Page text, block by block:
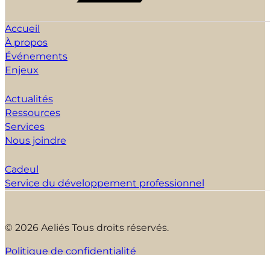
Accueil
À propos
Événements
Enjeux
Actualités
Ressources
Services
Nous joindre
Cadeul
Service du développement professionnel
© 2026 Aeliés Tous droits réservés.
Politique de confidentialité